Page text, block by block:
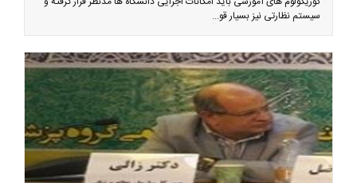
سیستم نظارتی نیز بسیار قو...